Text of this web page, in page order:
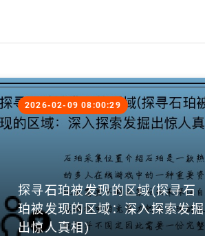
探寻石珀被发现的区域(探寻石
珀被发现的区域：深入探索发掘
出惊人真相)
2026-02-09 08:00:29